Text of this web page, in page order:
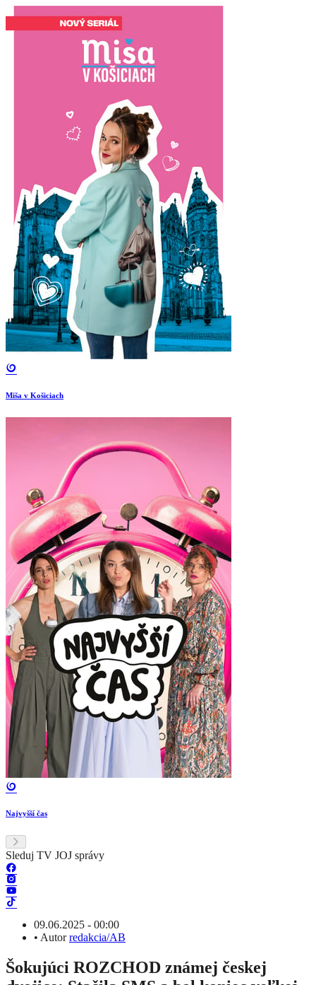
Miša v Košiciach
Najvyšší čas
Sleduj TV JOJ správy
09.06.2025 - 00:00
• Autorredakcia/AB
Šokujúci ROZCHOD známej českej